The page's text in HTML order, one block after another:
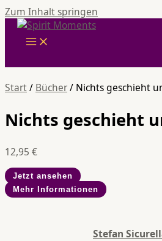
Zum Inhalt springen
Start/ Bücher/ Nichts geschieht
Nichts geschieht
12,95 €
Jetzt ansehen
Mehr Informationen
Stefan